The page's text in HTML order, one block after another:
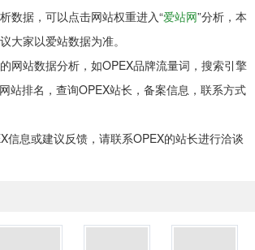
据，可以点击网站权重进入“爱站网”分析，本
大家以爱站数据为准。
站数据分析，如OPEX品牌流量词，搜索引擎
站排名，查询OPEX站长，备案信息，联系方式
息或建议反馈，请联系OPEX的站长进行洽谈